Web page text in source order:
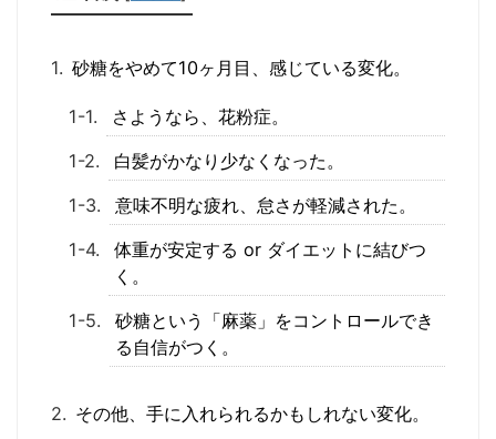
砂糖をやめて10ヶ月目、感じている変化。
さようなら、花粉症。
白髪がかなり少なくなった。
意味不明な疲れ、怠さが軽減された。
体重が安定する or ダイエットに結びつ
く。
砂糖という「麻薬」をコントロールでき
る自信がつく。
その他、手に入れられるかもしれない変化。